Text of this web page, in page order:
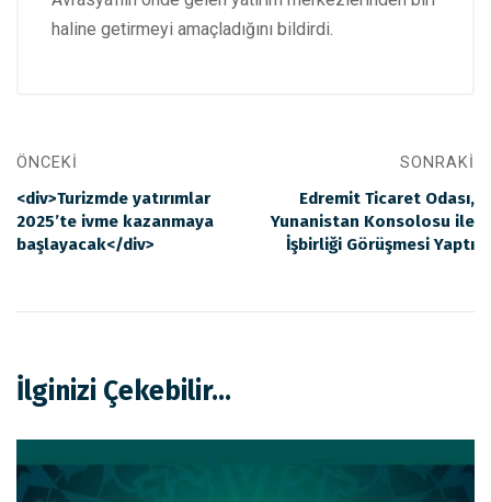
haline getirmeyi amaçladığını bildirdi.
ÖNCEKI
<div>Turizmde yatırımlar
2025’te ivme kazanmaya
başlayacak</div>
SONRAKI
Edremit Ticaret Odası,
Yunanistan Konsolosu ile
İşbirliği Görüşmesi Yaptı
İlginizi Çekebilir...